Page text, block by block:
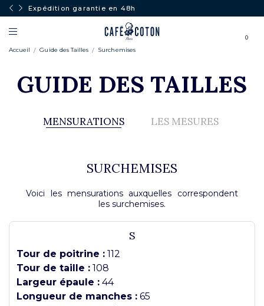
Expédition garantie en 48h
0
Accueil Guide des Tailles Surchemises
GUIDE DES TAILLES
MENSURATIONS
SURCHEMISES
Voici les mensurations auxquelles correspondent
les surchemises.
S
Tour de poitrine : 112
Tour de taille : 108
Largeur épaule : 44
Longueur de manches : 65
LES MESURES